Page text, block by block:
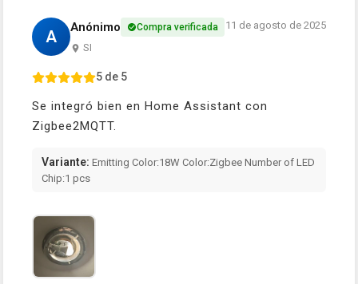
A Anónimo Compra verificada
SI
11 de agosto de 2025
5 de 5
Se integró bien en Home Assistant con
Zigbee2MQTT.
Variante: Emitting Color:18W Color:Zigbee Number of LED
Chip:1 pcs